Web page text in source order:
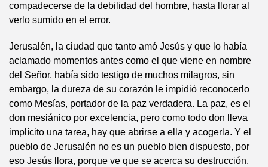
compadecerse de la debilidad del hombre, hasta llorar al
verlo sumido en el error.
Jerusalén, la ciudad que tanto amó Jesús y que lo había
aclamado momentos antes como el que viene en nombre
del Señor, había sido testigo de muchos milagros, sin
embargo, la dureza de su corazón le impidió reconocerlo
como Mesías, portador de la paz verdadera. La paz, es el
don mesiánico por excelencia, pero como todo don lleva
implícito una tarea, hay que abrirse a ella y acogerla. Y el
pueblo de Jerusalén no es un pueblo bien dispuesto, por
eso Jesús llora, porque ve que se acerca su destrucción.